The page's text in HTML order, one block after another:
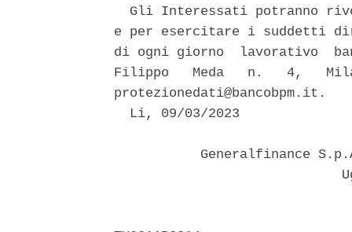
Gli Interessati potranno
e per esercitare i suddetti
di ogni giorno  lavorativo
Filippo   Meda   n.   4,
protezionedati@bancobpm.it.
  Li, 09/03/2023
Generalfinance